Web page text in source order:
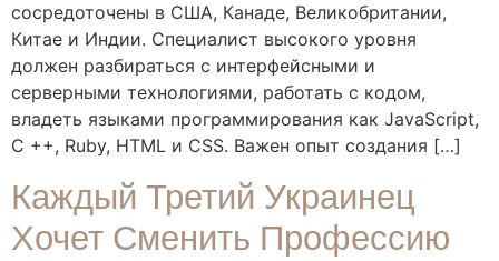
сосредоточены в США, Канаде, Великобритании,
Китае и Индии. Специалист высокого уровня
должен разбираться с интерфейсными и
серверными технологиями, работать с кодом,
владеть языками программирования как JavaScript,
C ++, Ruby, HTML и CSS. Важен опыт создания […]
Каждый Третий Украинец
Хочет Сменить Профессию